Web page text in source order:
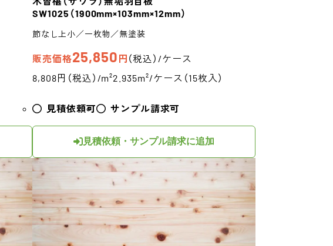
SW1025 （1900mm×103mm×12mm）
節なし上小／一枚物／無塗装
販売価格25,850 円 （税込）/ケース
8,808円（税込）/m²2.935m²/ケース（15枚入）
見積依頼可 サンプル請求可
見積依頼・サンプル請求に追加